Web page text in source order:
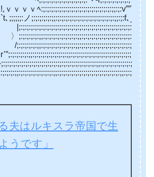
レ
､
る夫はルキスラ帝国で生
うです」